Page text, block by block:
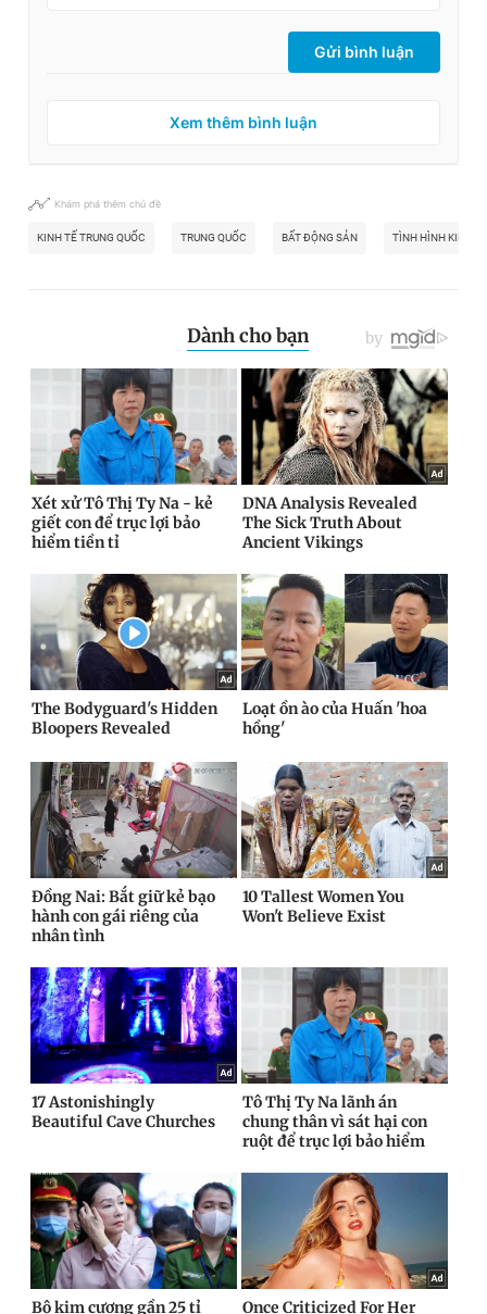
Gửi bình luận
Xem thêm bình luận
Khám phá thêm chủ đề
KINH TẾ TRUNG QUỐC TRUNG QUỐC BẤT ĐỘNG SẢN TÌNH HÌNH KINH